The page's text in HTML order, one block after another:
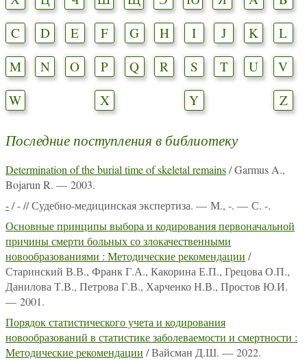
C
D E F G H I J K
L
M
N O P Q R S T U
V
W
X Y Z
Последние поступления в библиотеку
Determination of the burial time of skeletal remains/ Garmus A.,
Bojarun R. — 2003.
-/ - // Судебно-медицинская экспертиза. — М., -. — С. -.
Основные принципы выбора и кодирования первоначальной
причины смерти больных со злокачественными
новообразованиями : Методические рекомендации /
Старинский В.В., Франк Г.А., Какорина Е.П., Грецова О.П.,
Данилова Т.В., Петрова Г.В., Харченко Н.В., Простов Ю.И.
— 2001.
Порядок статистического учета и кодирования
новообразований в статистике заболеваемости и смертности :
Методические рекомендации / Вайсман Д.Ш. — 2022.